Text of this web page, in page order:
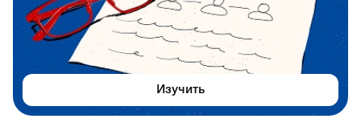
Изучить